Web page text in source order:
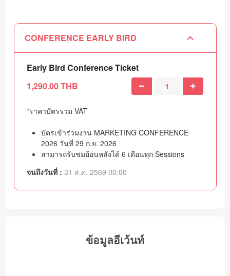
CONFERENCE EARLY BIRD
Early Bird Conference Ticket
1,290.00 THB
*ราคาบัตรรวม VAT
บัตรเข้าร่วมงาน MARKETING CONFERENCE
2026 วันที่ 29 ก.ย. 2026
สามารถรับชมย้อนหลังได้ 6 เดือนทุก Sessions
จนถึงวันที่ : 31 ส.ค. 2569 00:00
ข้อมูลอีเว้นท์